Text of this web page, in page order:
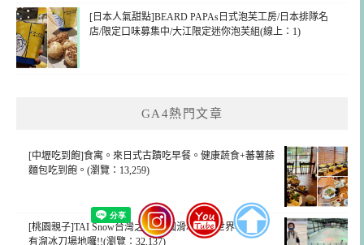
[日本人氣甜點]BEARD PAPAs日式泡芙工房/日本排隊名
店/限定口味募集中/大江限定迷你泡芙組(線上：1)
GA4熱門文章
[中壢吃到飽]食寓。來日式古蹟吃早餐。健康蔬食+蕃薯藤
麵包吃到飽。(瀏覽：13,259)
[桃園親子]TAI Snow台灣之新-桃園滑冰運動世界-桃園也
有溜冰刀場地囉!!(瀏覽：32,137)